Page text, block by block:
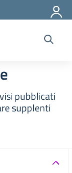
pubblicati
supplenti